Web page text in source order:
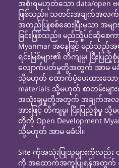
အစိုးရမဟုတ်သော data/
ဖြစ်သည်။ သတင်းအချက်အလက်
အတည်ပြုစစ်ဆေးပြီးမှသာ အမျ
ခြင်းဖြစ်သည်။ မည်သို့ပင်ဆိုစေကာ
Myanmar အနေဖြင့် မည်သ
ရင်းမြစ်များ၏ တိကျမှု၊ ပြီး
လျောက်ပတ်မှုတို့အတွက် အာမ မခံ
သို့မဟုတ် ထောက်ပံ့ပေးထားသော
materials သို့မဟုတ် စာတမ်းမျ
အသုံးချမှုတို့အတွက် အချက်အလ
အားဖြင့် တိကျမှု၊ ပြီးပြည့်စုံ
တို့ကို Open Development
သို့မဟုတ် အာမ မခံပါ။
Site ကိုအသုံးပြုသူများကိုလည်း
ကို အထောက်အကူပြုရန်အတွက်